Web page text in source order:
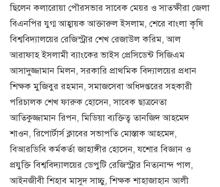
ছিলেন কলারোয়া পৌরসভার সাবেক মেয়র ও সাতক্ষীরা জেলা
বিএনপির যুগ্ম আহ্বায়ক আক্তারুল ইসলাম, শেরে বাংলা কৃষি
বিশ্ববিদ্যালয়ের রেজিস্ট্রার শেখ রেজাউল করিম, আল
আরাফাহ ইসলামী ব্যাংকের ভাইস প্রেসিডেন্ট সিজিএম
আসাদুজ্জামান মিলন, সরকারি প্রাথমিক বিদ্যালয়ের প্রধান
শিক্ষক মুজিবুর রহমান, সমাজসেবা অধিদপ্তরের সহকারী
পরিচালক শেখ ফারুক হোসেন, সাবেক ছাত্রনেতা
আতিকুজ্জামান রিপন, মিডিয়া ব‍্যক্তিত্ব তানজিদ আহমেদ
শাওন, রিপোর্টার্স ক্লাবের সভাপতি মোস্তাক আহমেদ,
বিআরডিবি কর্মকর্তা জাহাঙ্গীর হোসেন, যশোর বিজ্ঞান ও
প্রযুক্তি বিশ্ববিদ‍্যালয়ের ডেপুটি রেজিস্ট্রার নিত‍্যনান্দ পাল,
আইনজীবী শিহাব মাসুদ সাচ্চু, শিক্ষক শাহাজাহান আলী